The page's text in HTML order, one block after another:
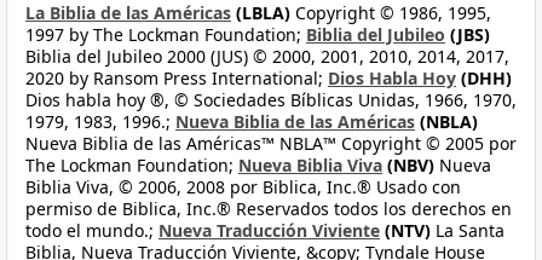
La Biblia de las Américas (LBLA) Copyright © 1986, 1995,
1997 by The Lockman Foundation; Biblia del Jubileo (JBS)
Biblia del Jubileo 2000 (JUS) © 2000, 2001, 2010, 2014, 2017,
2020 by Ransom Press International; Dios Habla Hoy (DHH)
Dios habla hoy ®, © Sociedades Bíblicas Unidas, 1966, 1970,
1979, 1983, 1996.; Nueva Biblia de las Américas (NBLA)
Nueva Biblia de las Américas™ NBLA™ Copyright © 2005 por
The Lockman Foundation; Nueva Biblia Viva (NBV) Nueva
Biblia Viva, © 2006, 2008 por Biblica, Inc.® Usado con
permiso de Biblica, Inc.® Reservados todos los derechos en
todo el mundo.; Nueva Traducción Viviente (NTV) La Santa
Biblia, Nueva Traducción Viviente, &copy; Tyndale House